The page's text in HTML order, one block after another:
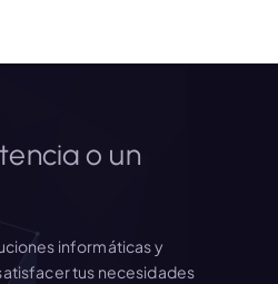
o un
informáticas y
tus necesidades